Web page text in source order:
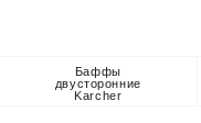
Баффы
двусторонние
Karcher